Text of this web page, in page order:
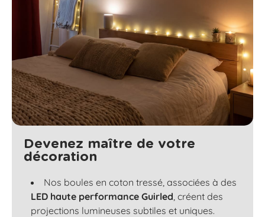
Devenez maître de votre
décoration
Nos boules en coton tressé, associées à des
LED haute performance Guirled, créent des
projections lumineuses subtiles et uniques.